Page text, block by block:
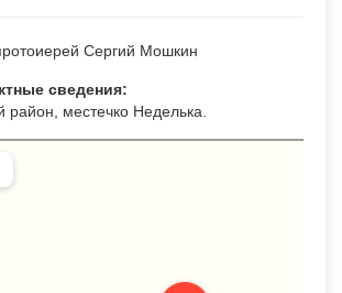
Сергий Мошкин
сведения:
местечко Неделька.
в Республике Марий Эл